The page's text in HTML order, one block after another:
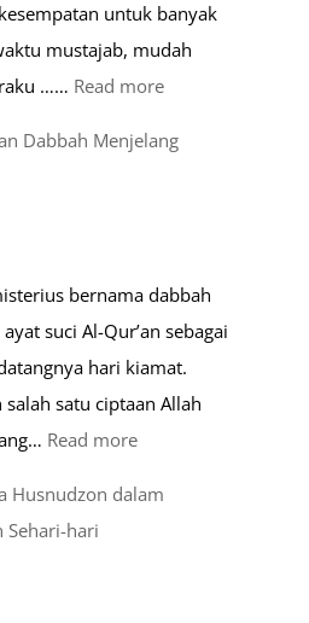
untuk banyak
mustajab, mudah
…… Read more:
Saat
Mustajab
Dabbah Menjelang
bernama dabbah
suci Al-Qur’an sebagai
hari kiamat.
satu ciptaan Allah
Read more:
Husnudzon dalam
Sehari-hari